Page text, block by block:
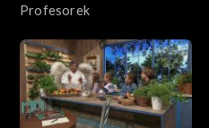
Profesorek